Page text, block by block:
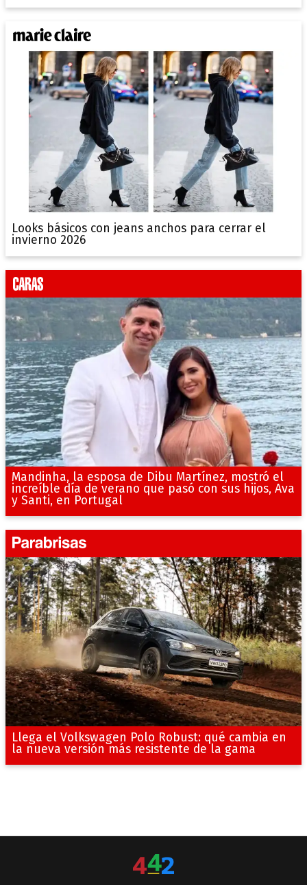
Looks básicos con jeans anchos para cerrar el
invierno 2026
Mandinha, la esposa de Dibu Martínez, mostró el
increíble día de verano que pasó con sus hijos, Ava
y Santi, en Portugal
Llega el Volkswagen Polo Robust: qué cambia en
la nueva versión más resistente de la gama